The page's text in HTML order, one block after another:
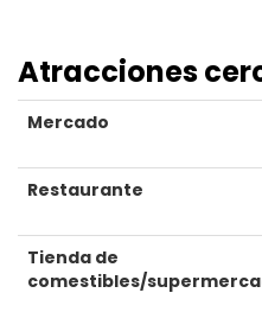
Atracciones
Mercado
Restaurante
Tienda de
comestibles/